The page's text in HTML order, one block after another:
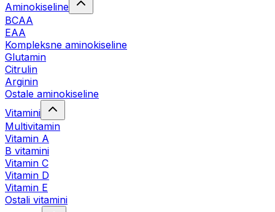
Aminokiseline
BCAA
EAA
Kompleksne aminokiseline
Glutamin
Citrulin
Arginin
Ostale aminokiseline
Vitamini
Multivitamin
Vitamin A
B vitamini
Vitamin C
Vitamin D
Vitamin E
Ostali vitamini